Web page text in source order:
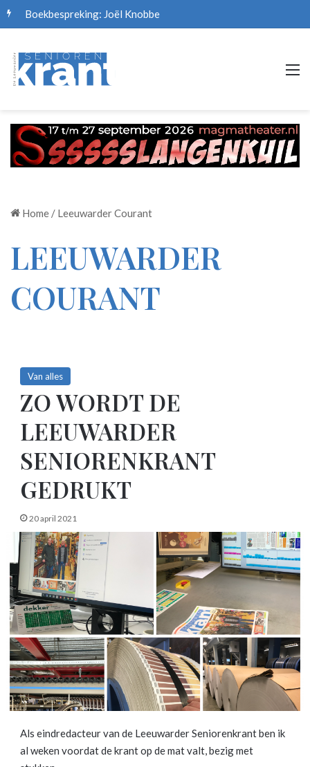
Boekbespreking: Joël Knobbe
Home / Leeuwarder Courant
LEEUWARDER
COURANT
Van alles
ZO WORDT DE
LEEUWARDER
SENIORENKRANT
GEDRUKT
20 april 2021
Als eindredacteur van de Leeuwarder Seniorenkrant ben ik
al weken voordat de krant op de mat valt, bezig met